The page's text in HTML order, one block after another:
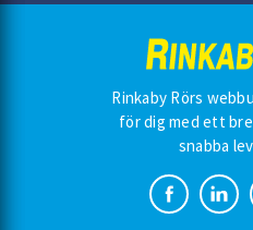
Rinkaby Rörs
för dig med ett
snabba